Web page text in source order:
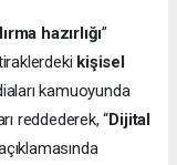
hazırlığı”
kişisel
kamuoyunda
reddederek, “Dijital